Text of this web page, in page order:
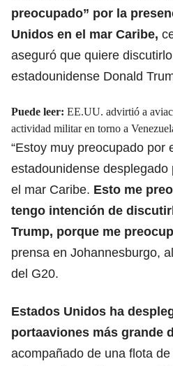
preocupado” por la
Unidos en el mar Caribe,
aseguró que quiere
estadounidense Donald
Puede leer: EE.UU. advirtió a
actividad militar en torno a
“Estoy muy preocupado por
estadounidense
el mar Caribe. Esto me
tengo intención de
Trump, porque me
prensa en Johannesburgo,
del G20.
Estados Unidos ha
portaaviones más grande
acompañado de una flota